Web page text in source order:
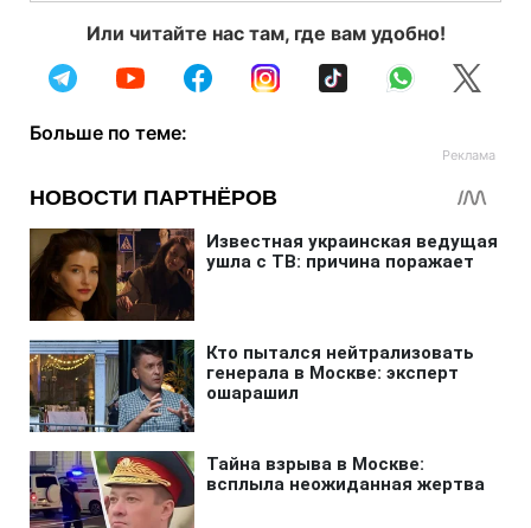
Или читайте нас там, где вам удобно!
Больше по теме: